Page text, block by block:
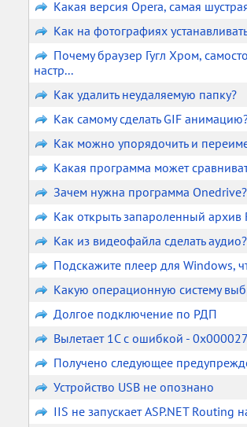
Какая версия Opera, самая
Как на фотографиях
Почему браузер Гугл Хром,
настр...
Как удалить неудаляемую папку?
Как самому сделать GIF
Как можно упорядочить и
Какая программа может
Зачем нужна программа
Как открыть запароленный архив
Как из видеофайла сделать аудио?
Подскажите плеер для Windows,
Какую операционную систему
Долгое подключение по РДП
Вылетает 1С с ошибкой -
Получено следующее
Устройство USB не опознано
IIS не запускает ASP.NET Routing